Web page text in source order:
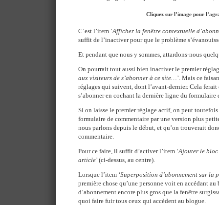
Cliquez sur l’image pour
C’est l’item ‘Afficher la fenêtre contextuelle
suffit de l’inactiver pour que le problème
Et pendant que nous y sommes, attardons-nous
On pourrait tout aussi bien inactiver le premier
aux visiteurs de s’abonner à ce site… ’. Mais ce
réglages qui suivent, dont l’avant-dernier. Cela
s’abonner en cochant la dernière ligne du formulaire
Si on laisse le premier réglage actif, on peut
formulaire de commentaire par une version plus
nous parlons depuis le début, et qu’on trouverait
commentaire.
Pour ce faire, il suffit d’activer l’item ‘Ajouter le bloc
article’ (ci-dessus, au centre).
Lorsque l’item ‘Superposition d’abonnement sur la
première chose qu’une personne voit en accédant
d’abonnement encore plus gros que la fenêtre
quoi faire fuir tous ceux qui accèdent au blogue.